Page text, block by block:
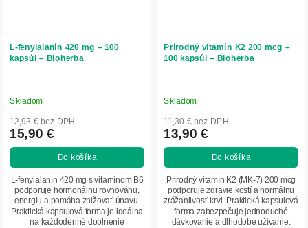
L-fenylalanín 420 mg – 100
kapsúl – Bioherba
Skladom
12,93 € bez DPH
15,90 €
Do košíka
L-fenylalanín 420 mg s vitamínom B6
podporuje hormonálnu rovnováhu,
energiu a pomáha znižovať únavu.
Praktická kapsulová forma je ideálna
na každodenné doplnenie
Prírodný vitamín K2 200 mcg –
100 kapsúl – Bioherba
Skladom
11,30 € bez DPH
13,90 €
Do košíka
Prírodný vitamín K2 (MK-7) 200 mcg
podporuje zdravie kostí a normálnu
zrážanlivosť krvi. Praktická kapsulová
forma zabezpečuje jednoduché
dávkovanie a dlhodobé užívanie.